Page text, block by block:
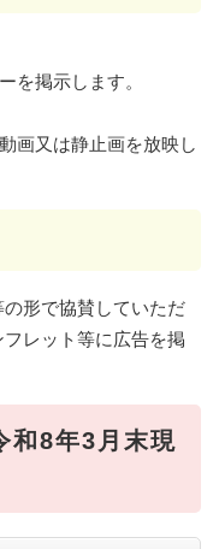
を掲示します。
画又は静止画を放映し
形で協賛していただ
レット等に広告を掲
和8年3月末現